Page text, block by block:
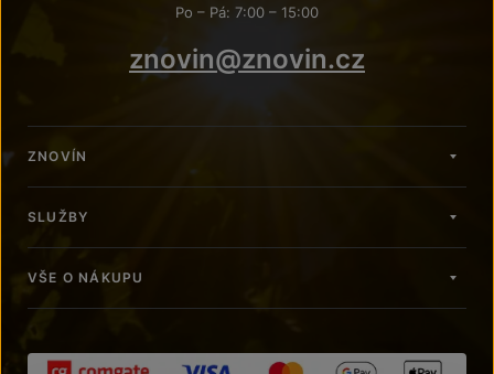
Po – Pá: 7:00 – 15:00
znovin@znovin.cz
ZNOVÍN
SLUŽBY
VŠE O NÁKUPU